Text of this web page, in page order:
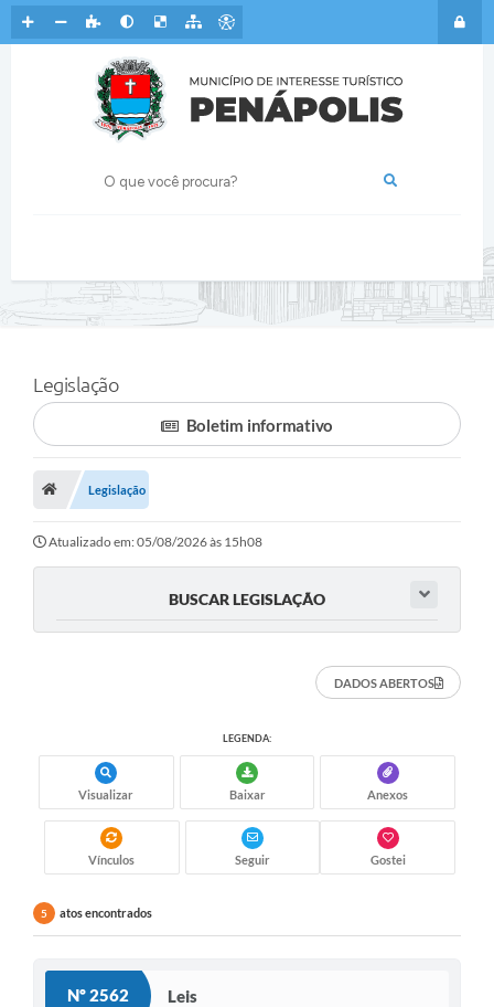
Legislação
Boletim informativo
Legislação
Atualizado em: 05/08/2026 às 15h08
BUSCAR LEGISLAÇÃO
DADOS ABERTOS
LEGENDA:
Visualizar Baixar Anexos
Vínculos Seguir Gostei
5 atos encontrados
Nº 2562 Leis